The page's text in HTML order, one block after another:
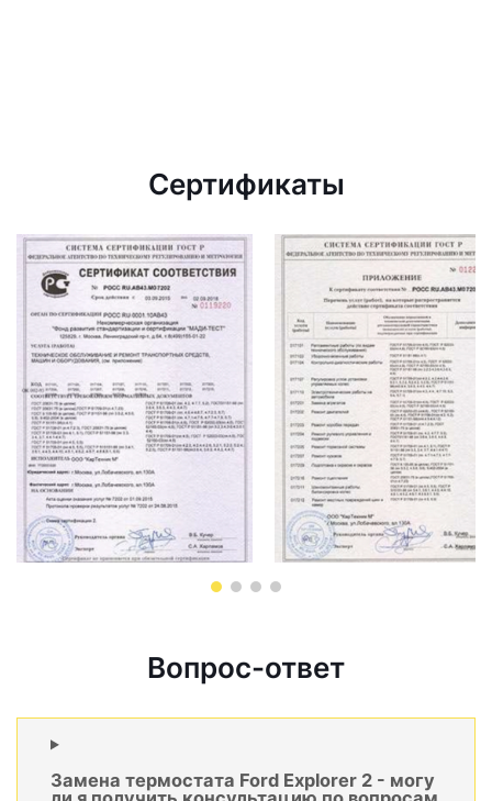
Сертификаты
Вопрос-ответ
Замена термостата Ford Explorer 2 - могу